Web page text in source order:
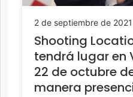
2 de septiembre de 2021
Shooting
tendrá lugar en
22 de octubre
manera